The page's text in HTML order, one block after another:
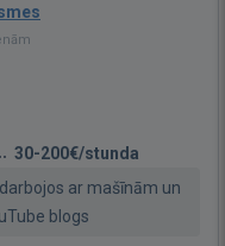
30-200€/stunda
ar mašīnām un
blogs